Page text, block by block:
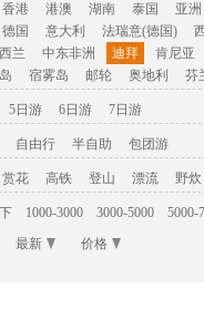
香港 港澳 湖南 泰国 亚洲
德国 意大利 法瑞意(德国)
兰 中东非洲 迪拜 肯尼亚
宿雾岛 邮轮 奥地利 芬
5日游 6日游 7日游
自由行 半自助 包团游
赏花 高铁 登山 漂流 野炊
1000-3000 3000-5000 5000-
最新 价格